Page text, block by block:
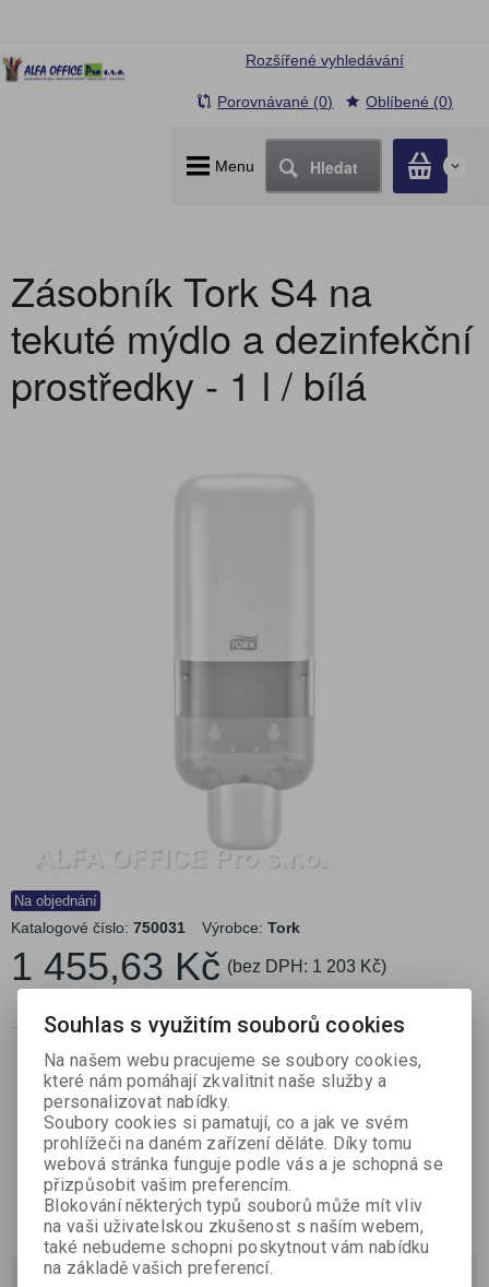
Menu Hledat 0
Rozšířené vyhledávání
Porovnávané (0) Oblíbené (0)
Zásobník Tork S4 na
tekuté mýdlo a dezinfekční
prostředky - 1 l / bílá
Na objednání
Katalogové číslo: 750031 Výrobce: Tork
1 455,63 Kč (bez DPH: 1 203 Kč)

ks Koupit
Porovnat Přidat do oblíbených Tisk
Podrobný popis
Souhlas s využitím souborů cookies
Na našem webu pracujeme se soubory cookies,
které nám pomáhají zkvalitnit naše služby a
personalizovat nabídky.
Soubory cookies si pamatují, co a jak ve svém
prohlížeči na daném zařízení děláte. Díky tomu
webová stránka funguje podle vás a je schopná se
přizpůsobit vašim preferencím.
Blokování některých typů souborů může mít vliv
na vaši uživatelskou zkušenost s naším webem,
také nebudeme schopni poskytnout vám nabídku
na základě vašich preferencí.